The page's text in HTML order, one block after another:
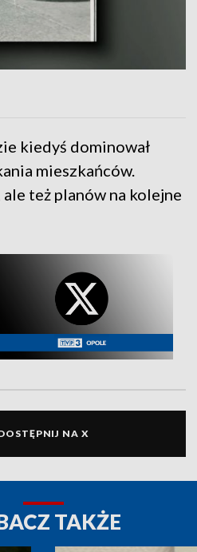
kiedyś dominował
mieszkańców.
też planów na kolejne
NA X
TAKŻE